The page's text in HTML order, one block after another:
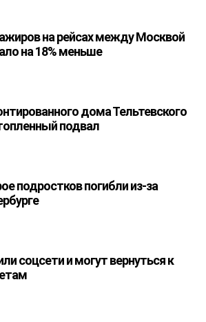
на рейсах между Москвой
на 18% меньше
дома Тельтевского
подвал
подростков погибли из-за
соцсети и могут вернуться к